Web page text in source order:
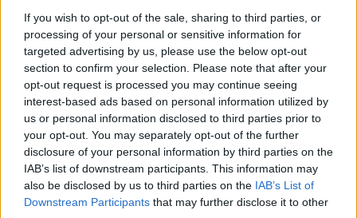
If you wish to opt-out of the sale, sharing to third parties, or
processing of your personal or sensitive information for
targeted advertising by us, please use the below opt-out
section to confirm your selection. Please note that after your
opt-out request is processed you may continue seeing
interest-based ads based on personal information utilized by
us or personal information disclosed to third parties prior to
your opt-out. You may separately opt-out of the further
disclosure of your personal information by third parties on the
IAB’s list of downstream participants. This information may
also be disclosed by us to third parties on the IAB’s List of
Downstream Participants that may further disclose it to other
däremot inte slut, jag ska sitta framför datorn hela
dagen – i mysiga mjukisar och oborstat hår. Det är
glansen med att jobba hemma, speciellt när man
bor i […]